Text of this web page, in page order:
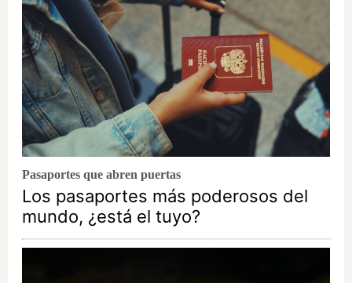
Pasaportes que abren puertas
Los pasaportes más poderosos del
mundo, ¿está el tuyo?